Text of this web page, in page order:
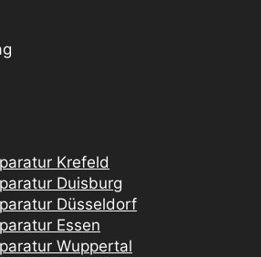
Krefeld
Duisburg
Düsseldorf
Essen
Wuppertal